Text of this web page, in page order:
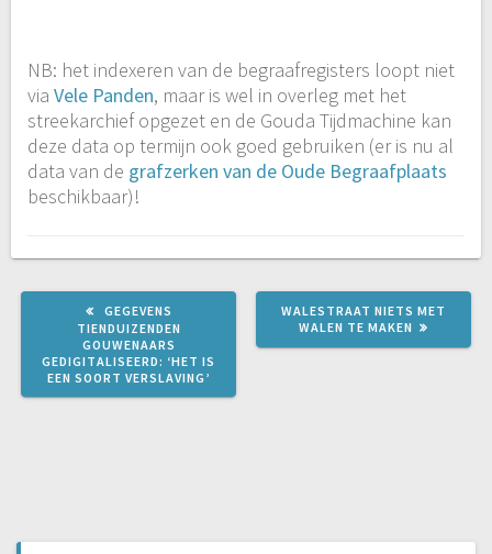
NB: het indexeren van de begraafregisters loopt niet
via Vele Panden, maar is wel in overleg met het
streekarchief opgezet en de Gouda Tijdmachine kan
deze data op termijn ook goed gebruiken (er is nu al
data van de grafzerken van de Oude Begraafplaats
beschikbaar)!
VORIG
BERICHT:
GEGEVENS
TIENDUIZENDEN
GOUWENAARS
GEDIGITALISEERD: ‘HET IS
EEN SOORT VERSLAVING’
VOLGEND
BERICHT:
WALESTRAAT NIETS MET
WALEN TE MAKEN